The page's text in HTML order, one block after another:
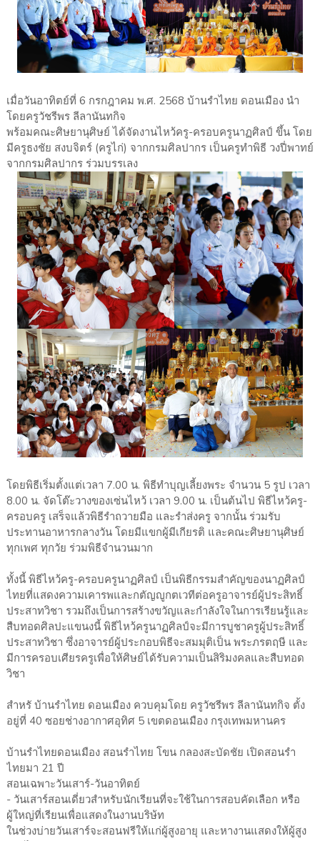
เมื่อวันอาทิตย์ที่ 6 กรกฎาคม พ.ศ. 2568 บ้านรำไทย ดอนเมือง นำ
โดยครูวัชรีพร ลีลานันทกิจ
พร้อมคณะศิษยานุศิษย์ ได้จัดงานไหว้ครู-ครอบครูนาฏศิลป์ ขึ้น โดย
มีครูธงชัย สงบจิตร์ (ครูไก่) จากกรมศิลปากร เป็นครูทำพิธี วงปี่พาทย์
จากกรมศิลปากร ร่วมบรรเลง
โดยพิธีเริ่มตั้งแต่เวลา 7.00 น. พิธีทำบุญเลี้ยงพระ จำนวน 5 รูป เวลา
8.00 น. จัดโต๊ะวางของเซ่นไหว้ เวลา 9.00 น. เป็นต้นไป พิธีไหว้ครู-
ครอบครู เสร็จแล้วพิธีรำถวายมือ และรำส่งครู จากนั้น ร่วมรับ
ประทานอาหารกลางวัน โดยมีแขกผู้มีเกียรติ และคณะศิษยานุศิษย์
ทุกเพศ ทุกวัย ร่วมพิธีจำนวนมาก
ทั้งนี้ พิธีไหว้ครู-ครอบครูนาฏศิลป์ เป็นพิธีกรรมสำคัญของนาฏศิลป์
ไทยที่แสดงความเคารพและกตัญญูกตเวทีต่อครูอาจารย์ผู้ประสิทธิ์
ประสาทวิชา รวมถึงเป็นการสร้างขวัญและกำลังใจในการเรียนรู้และ
สืบทอดศิลปะแขนงนี้ พิธีไหว้ครูนาฏศิลป์จะมีการบูชาครูผู้ประสิทธิ์
ประสาทวิชา ซึ่งอาจารย์ผู้ประกอบพิธีจะสมมุติเป็น พระภรตฤษี และ
มีการครอบเศียรครูเพื่อให้ศิษย์ได้รับความเป็นสิริมงคลและสืบทอด
วิชา
สำหรั บ้านรำไทย ดอนเมือง ควบคุมโดย ครูวัชรีพร ลีลานันทกิจ ตั้ง
อยู่ที่ 40 ซอยช่างอากาศอุทิศ 5 เขตดอนเมือง กรุงเทพมหานคร
บ้านรำไทยดอนเมือง สอนรำไทย โขน กลองสะบัดชัย เปิดสอนรำ
ไทยมา 21 ปี
สอนเฉพาะวันเสาร์-วันอาทิตย์
- วันเสาร์สอนเดี่ยวสำหรับนักเรียนที่จะใช้ในการสอบคัดเลือก หรือ
ผู้ใหญ่ที่เรียนเพื่อแสดงในงานบริษ้ท
ในช่วงบ่ายวันเสาร์จะสอนฟรีให้แก่ผู้สูงอายุ และหางานแสดงให้ผู้สูง